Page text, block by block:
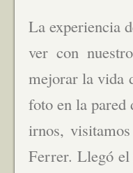
La experiencia
ver con
mejorar la vida
foto en la pared
irnos,
Ferrer. Llegó el